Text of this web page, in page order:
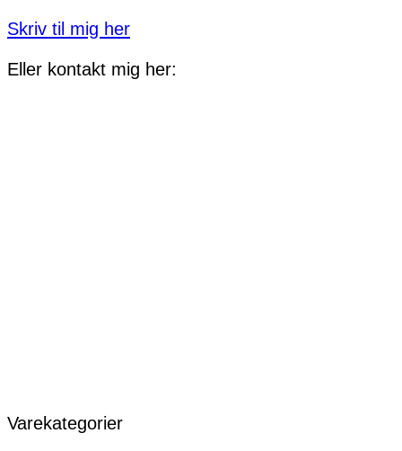
Skriv til mig her
Eller kontakt mig her:
Varekategorier